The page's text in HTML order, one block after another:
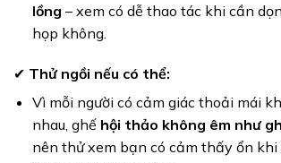
lồng – xem có dễ thao tác khi cần
họp không.
✔ Thử ngồi nếu có thể:
Vì mỗi người có cảm giác thoải mái
nhau, ghế hội thảo không êm như
nên thử xem bạn có cảm thấy ổn khi